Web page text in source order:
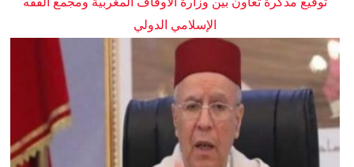
الإسلامي الدولي